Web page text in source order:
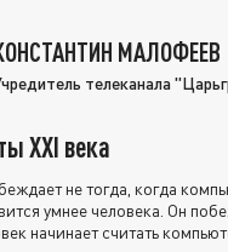
МАЛОФЕЕВ
телеканала
XXI века
не тогда, когда
умнее человека. Он
начинает считать